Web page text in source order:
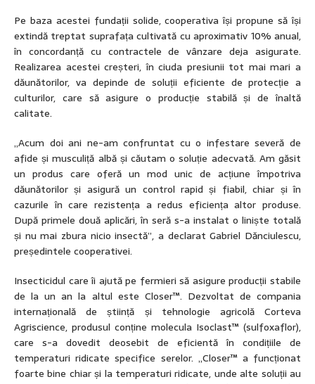
Pe baza acestei fundații solide, cooperativa își propune să își
extindă treptat suprafața cultivată cu aproximativ 10% anual,
în concordanță cu contractele de vânzare deja asigurate.
Realizarea acestei creșteri, în ciuda presiunii tot mai mari a
dăunătorilor, va depinde de soluții eficiente de protecție a
culturilor, care să asigure o producție stabilă și de înaltă
calitate.
„Acum doi ani ne-am confruntat cu o infestare severă de
afide și musculiță albă și căutam o soluție adecvată. Am găsit
un produs care oferă un mod unic de acțiune împotriva
dăunătorilor și asigură un control rapid și fiabil, chiar și în
cazurile în care rezistența a redus eficiența altor produse.
După primele două aplicări, în seră s-a instalat o liniște totală
și nu mai zbura nicio insectă”, a declarat Gabriel Dănciulescu,
președintele cooperativei.
Insecticidul care îi ajută pe fermieri să asigure producții stabile
de la un an la altul este Closer™. Dezvoltat de compania
internațională de știință și tehnologie agricolă Corteva
Agriscience, produsul conține molecula Isoclast™ (sulfoxaflor),
care s-a dovedit deosebit de eficientă în condițiile de
temperaturi ridicate specifice serelor. „Closer™ a funcționat
foarte bine chiar și la temperaturi ridicate, unde alte soluții au